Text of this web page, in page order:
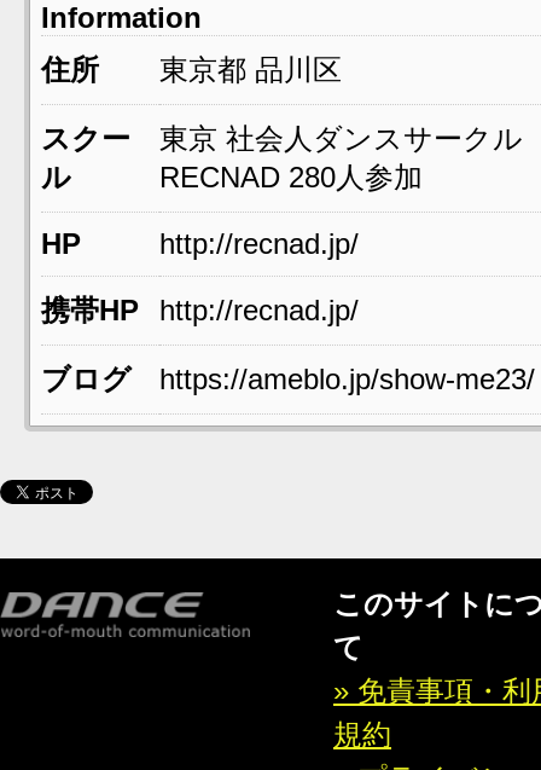
Information
住所
東京都 品川区
スクー
ル
東京 社会人ダンスサークル
RECNAD 280人参加
HP http://recnad.jp/
携帯HP http://recnad.jp/
ブログ https://ameblo.jp/show-me23/
このサイトに
て
» 免責事項・利
規約